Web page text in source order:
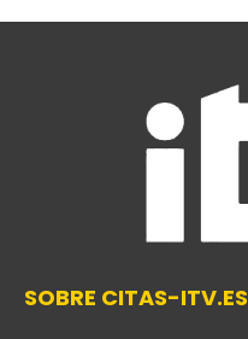
SOBRE CITAS-ITV.ES